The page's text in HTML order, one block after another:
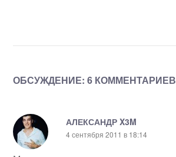
ОБСУЖДЕНИЕ: 6 КОММЕНТАРИЕВ
АЛЕКСАНДР X3M
4 сентября 2011 в 18:14